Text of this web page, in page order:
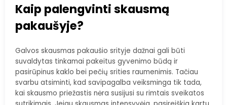
Kaip palengvinti skausmą
pakaušyje?
Galvos skausmas pakaušio srityje dažnai gali būti
suvaldytas tinkamai pakeitus gyvenimo būdą ir
pasirūpinus kaklo bei pečių srities raumenimis. Tačiau
svarbu atsiminti, kad savipagalba veiksminga tik tada,
kai skausmo priežastis nėra susijusi su rimtais sveikatos